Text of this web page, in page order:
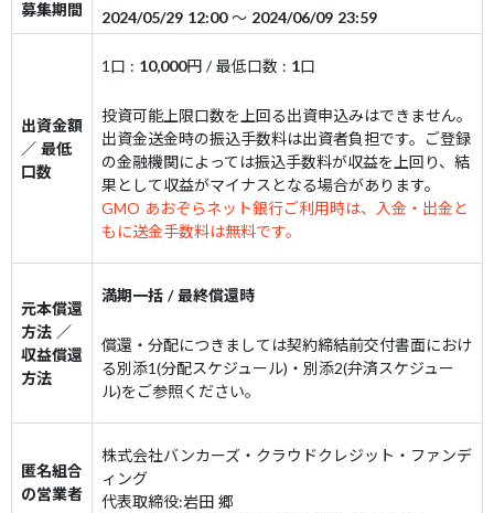
募集期間 2024/05/29 12:00～ 2024/06/09 23:59
出資金額
／ 最低
口数
1口 : 10,000円 / 最低口数 : 1口
投資可能上限口数を上回る出資申込みはできません。
出資金送金時の振込手数料は出資者負担です。ご登録
の金融機関によっては振込手数料が収益を上回り、結
果として収益がマイナスとなる場合があります。
GMO あおぞらネット銀行ご利用時は、入金・出金と
もに送金手数料は無料です。
元本償還
方法 ／
収益償還
方法
満期一括 / 最終償還時
償還・分配につきましては契約締結前交付書面におけ
る別添1(分配スケジュール)・別添2(弁済スケジュー
ル)をご参照ください。
匿名組合
の営業者
株式会社バンカーズ・クラウドクレジット・ファンデ
ィング
代表取締役:岩田 郷